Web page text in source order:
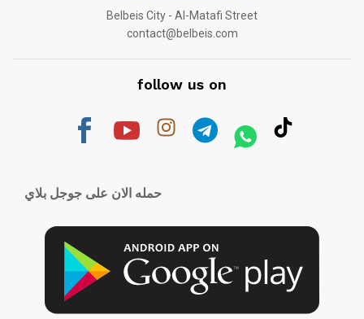
Belbeis City - Al-Matafi Street
contact@belbeis.com
follow us on
حمله الان على جوجل بلاي